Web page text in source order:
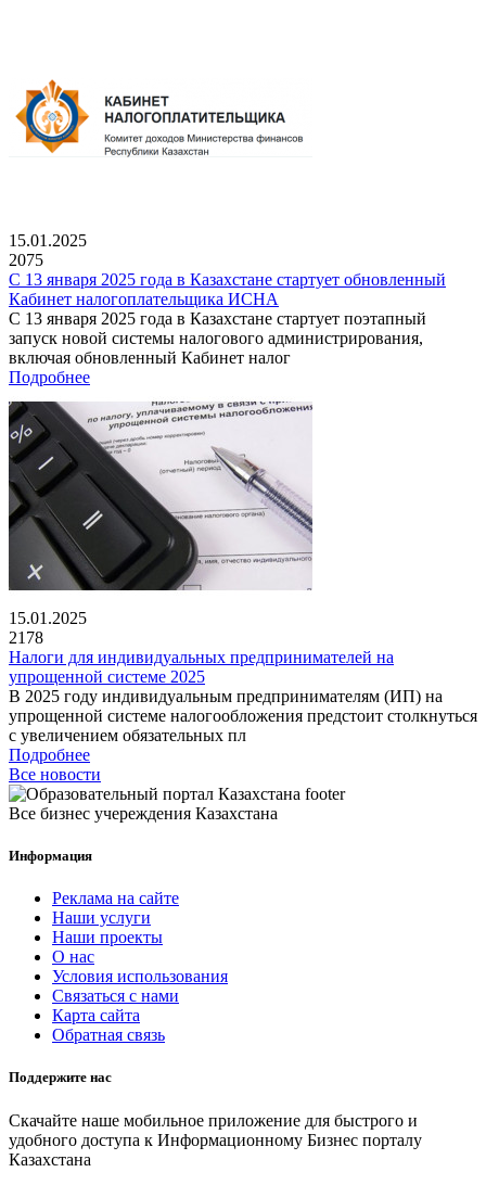
15.01.2025
2075
С 13 января 2025 года в Казахстане стартует обновленный
Кабинет налогоплательщика ИСНА
С 13 января 2025 года в Казахстане стартует поэтапный
запуск новой системы налогового администрирования,
включая обновленный Кабинет налог
Подробнее
15.01.2025
2178
Налоги для индивидуальных предпринимателей на
упрощенной системе 2025
В 2025 году индивидуальным предпринимателям (ИП) на
упрощенной системе налогообложения предстоит столкнуться
с увеличением обязательных пл
Подробнее
Все новости
Все бизнес учереждения Казахстана
Информация
Реклама на сайте
Наши услуги
Наши проекты
О нас
Условия использования
Связаться с нами
Карта сайта
Обратная связь
Поддержите нас
Скачайте наше мобильное приложение для быстрого и
удобного доступа к Информационному Бизнес порталу
Казахстана